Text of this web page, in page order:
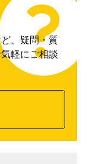
、疑問・質
軽にご相談